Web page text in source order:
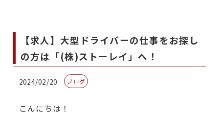
【求人】大型ドライバーの仕事をお探し
の方は「(株)ストーレイ」へ！
2024/02/20 ブログ
こんにちは！